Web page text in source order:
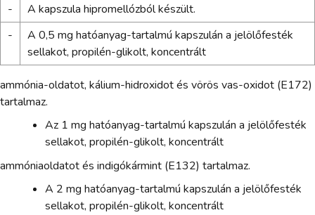
-
A kapszula hipromellózból készült.
-
A 0,5 mg hatóanyag-tartalmú kapszulán a jelölőfesték
sellakot, propilén-glikolt, koncentrált
ammónia-oldatot, kálium-hidroxidot és vörös vas-oxidot (E172)
tartalmaz.
Az 1 mg hatóanyag-tartalmú kapszulán a jelölőfesték
sellakot, propilén-glikolt, koncentrált
ammóniaoldatot és indigókármint (E132) tartalmaz.
A 2 mg hatóanyag-tartalmú kapszulán a jelölőfesték
sellakot, propilén-glikolt, koncentrált